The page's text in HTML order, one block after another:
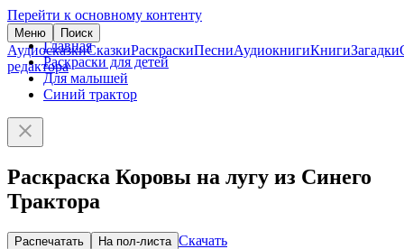
Перейти к основному контенту
Меню Поиск
АудиосказкиСказкиРаскраскиПесниАудиокнигиКнигиЗагадки
редактора
Главная
Раскраски для детей
Для малышей
Синий трактор
Раскраска Коровы на лугу из Синего
Трактора
Распечатать На пол-листа Скачать